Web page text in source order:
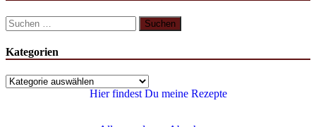
Kategorien
Hier findest Du meine Rezepte